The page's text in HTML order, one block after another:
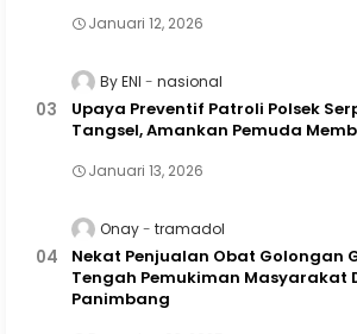
Januari 12, 2026
By ENI nasional
Upaya Preventif Patroli Polsek
Tangsel, Amankan Pemuda
Januari 13, 2026
Onay tramadol
Nekat Penjualan Obat Golongan
Tengah Pemukiman Masyarakat
Panimbang